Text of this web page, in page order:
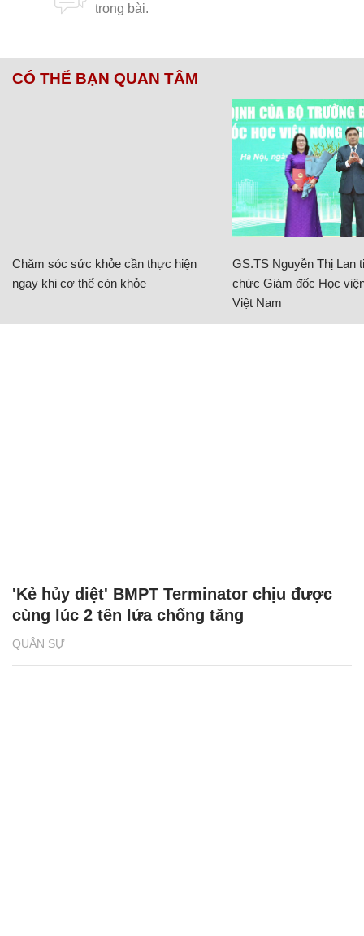
CÓ THỂ BẠN QUAN TÂM
Chăm sóc sức khỏe cần thực hiện
ngay khi cơ thể còn khỏe
GS.TS Nguyễn Thị Lan
chức Giám đốc Học
Việt Nam
QUÂN SỰ
'Kẻ hủy diệt' BMPT Terminator chịu được
cùng lúc 2 tên lửa chống tăng